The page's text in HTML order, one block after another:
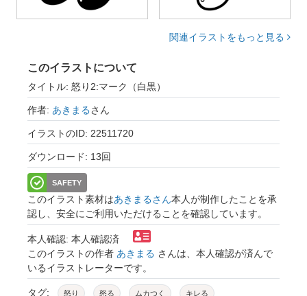
関連イラストをもっと見る
このイラストについて
タイトル: 怒り2:マーク（白黒）
作者: あきまるさん
イラストのID: 22511720
ダウンロード: 13回
SAFETY
このイラスト素材はあきまるさん本人が制作したことを承
認し、安全にご利用いただけることを確認しています。
本人確認: 本人確認済
このイラストの作者 あきまる さんは、本人確認が済んで
いるイラストレーターです。
タグ: 怒り 怒る ムカつく キレる